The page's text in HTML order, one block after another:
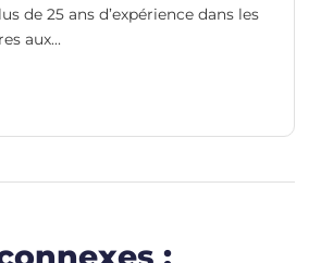
de 25 ans d’expérience dans les
aux…